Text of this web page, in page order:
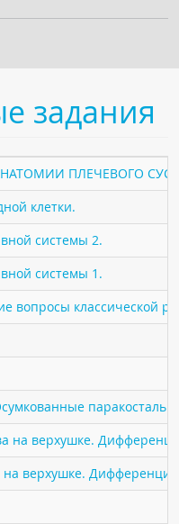
(КТ)
(МРТ)
задания
ПЛЕЧЕВОГО
клетки.
системы 2.
системы 1.
вопросы классической
на верхушке.
верхушке.